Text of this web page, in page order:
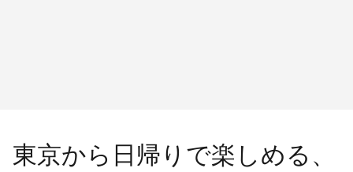
東京から日帰りで楽しめる、